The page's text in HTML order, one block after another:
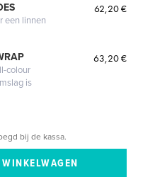
een linnen
62,20 €
colour
is
63,20 €
bij de kassa.